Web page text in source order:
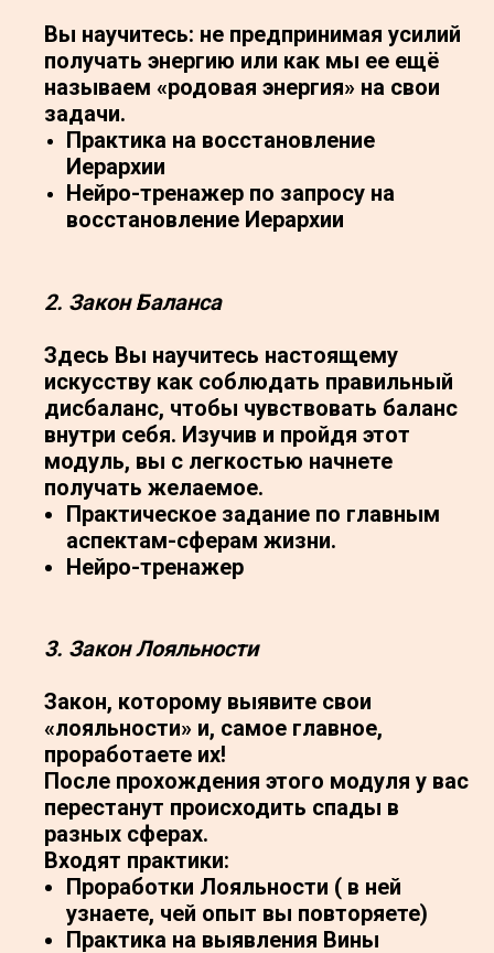
Вы научитесь: не предпринимая усилий
получать энергию или как мы ее ещё
называем «родовая энергия» на свои
задачи.
Практика на восстановление
Иерархии
Нейро-тренажер по запросу на
восстановление Иерархии
2. Закон Баланса
Здесь Вы научитесь настоящему
искусству как соблюдать правильный
дисбаланс, чтобы чувствовать баланс
внутри себя. Изучив и пройдя этот
модуль, вы с легкостью начнете
получать желаемое.
Практическое задание по главным
аспектам-сферам жизни.
Нейро-тренажер
3. Закон Лояльности
Закон, которому выявите свои
«лояльности» и, самое главное,
проработаете их!
После прохождения этого модуля у вас
перестанут происходить спады в
разных сферах.
Входят практики:
Проработки Лояльности ( в ней
узнаете, чей опыт вы повторяете)
Практика на выявления Вины